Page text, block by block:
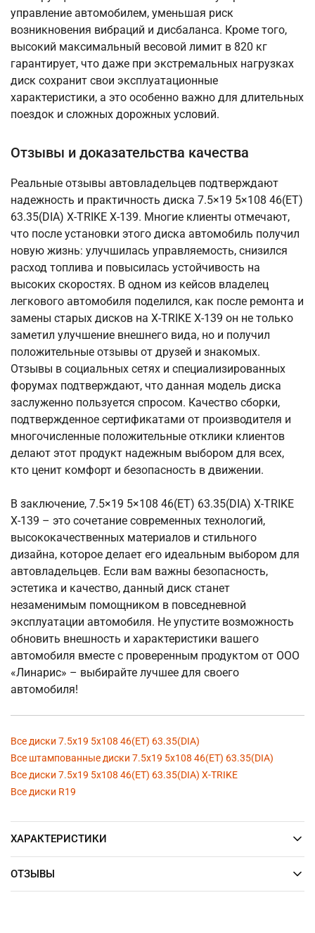
управление автомобилем, уменьшая риск
возникновения вибраций и дисбаланса. Кроме того,
высокий максимальный весовой лимит в 820 кг
гарантирует, что даже при экстремальных нагрузках
диск сохранит свои эксплуатационные
характеристики, а это особенно важно для длительных
поездок и сложных дорожных условий.
Отзывы и доказательства качества
Реальные отзывы автовладельцев подтверждают
надежность и практичность диска 7.5×19 5×108 46(ET)
63.35(DIA) X-TRIKE X-139. Многие клиенты отмечают,
что после установки этого диска автомобиль получил
новую жизнь: улучшилась управляемость, снизился
расход топлива и повысилась устойчивость на
высоких скоростях. В одном из кейсов владелец
легкового автомобиля поделился, как после ремонта и
замены старых дисков на X-TRIKE X-139 он не только
заметил улучшение внешнего вида, но и получил
положительные отзывы от друзей и знакомых.
Отзывы в социальных сетях и специализированных
форумах подтверждают, что данная модель диска
заслуженно пользуется спросом. Качество сборки,
подтвержденное сертификатами от производителя и
многочисленные положительные отклики клиентов
делают этот продукт надежным выбором для всех,
кто ценит комфорт и безопасность в движении.
В заключение, 7.5×19 5×108 46(ET) 63.35(DIA) X-TRIKE
X-139 – это сочетание современных технологий,
высококачественных материалов и стильного
дизайна, которое делает его идеальным выбором для
автовладельцев. Если вам важны безопасность,
эстетика и качество, данный диск станет
незаменимым помощником в повседневной
эксплуатации автомобиля. Не упустите возможность
обновить внешность и характеристики вашего
автомобиля вместе с проверенным продуктом от ООО
«Линарис» – выбирайте лучшее для своего
автомобиля!
Все диски 7.5x19 5x108 46(ET) 63.35(DIA)
Все штампованные диски 7.5x19 5x108 46(ET) 63.35(DIA)
Все диски 7.5x19 5x108 46(ET) 63.35(DIA) X-TRIKE
Все диски R19
ХАРАКТЕРИСТИКИ
ОТЗЫВЫ